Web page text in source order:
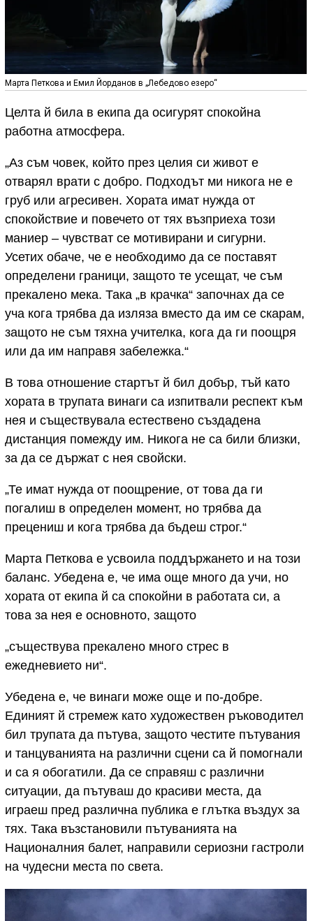
Марта Петкова и Емил Йорданов в „Лебедово езеро“
Целта й била в екипа да осигурят спокойна
работна атмосфера.
„Аз съм човек, който през целия си живот е
отварял врати с добро. Подходът ми никога не е
груб или агресивен. Хората имат нужда от
спокойствие и повечето от тях възприеха този
маниер – чувстват се мотивирани и сигурни.
Усетих обаче, че е необходимо да се поставят
определени граници, защото те усещат, че съм
прекалено мека. Така „в крачка“ започнах да се
уча кога трябва да изляза вместо да им се скарам,
защото не съм тяхна учителка, кога да ги поощря
или да им направя забележка.“
В това отношение стартът й бил добър, тъй като
хората в трупата винаги са изпитвали респект към
нея и съществувала естествено създадена
дистанция помежду им. Никога не са били близки,
за да се държат с нея свойски.
„Те имат нужда от поощрение, от това да ги
погалиш в определен момент, но трябва да
прецениш и кога трябва да бъдеш строг.“
Марта Петкова е усвоила поддържането и на този
баланс. Убедена е, че има още много да учи, но
хората от екипа й са спокойни в работата си, а
това за нея е основното, защото
„съществува прекалено много стрес в
ежедневието ни“.
Убедена е, че винаги може още и по-добре.
Единият й стремеж като художествен ръководител
бил трупата да пътува, защото честите пътувания
и танцуванията на различни сцени са й помогнали
и са я обогатили. Да се справяш с различни
ситуации, да пътуваш до красиви места, да
играеш пред различна публика е глътка въздух за
тях. Така възстановили пътуванията на
Националния балет, направили сериозни гастроли
на чудесни места по света.